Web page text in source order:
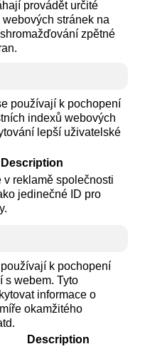
provádět určité
stránek na
zpětné
používají k pochopení
indexů webových
lepší uživatelské
Description
v reklamě společnosti
jedinečné ID pro
k pochopení
s webem. Tyto
informace o
okamžitého
Description